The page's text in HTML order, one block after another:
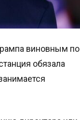
виновным по
обязала